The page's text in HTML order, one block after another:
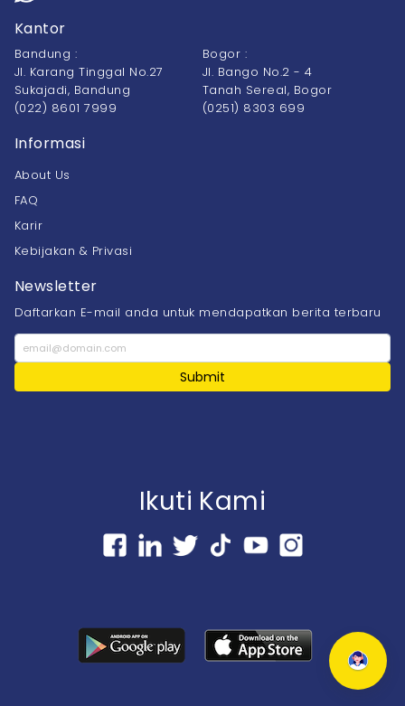
Kantor
Bandung :
Jl. Karang Tinggal No.27
Sukajadi, Bandung
(022) 8601 7999
Bogor :
Jl. Bango No.2 - 4
Tanah Sereal, Bogor
(0251) 8303 699
Informasi
About Us
FAQ
Karir
Kebijakan & Privasi
Newsletter
Daftarkan E-mail anda untuk mendapatkan berita terbaru
Submit
Ikuti Kami